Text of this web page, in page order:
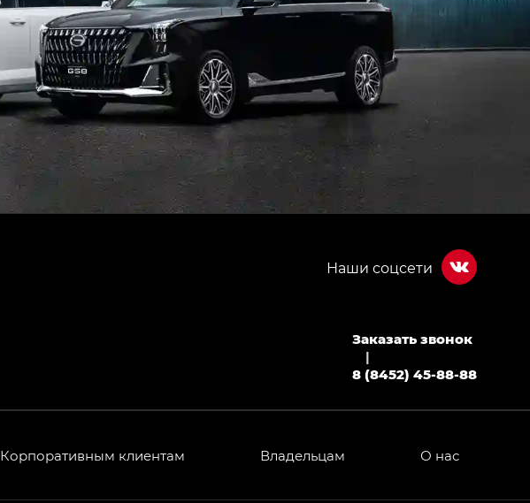
Заказать звонок
|
8 (8452) 45-88-88
Корпоративным клиентам Владельцам О нас